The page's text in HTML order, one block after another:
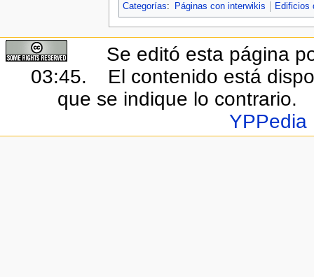
Categorías: Páginas con interwikis Edificios
Se editó esta página
03:45.
El contenido está
que se indique lo contrario.
YPPedia